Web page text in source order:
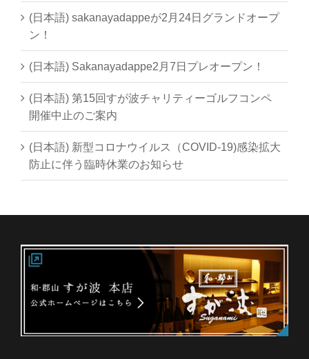
(日本語) sakanayadappeが2月24日グランドオープ
ン！
(日本語) Sakanayadappe2月7日プレオープン！
(日本語) 第15回すが波チャリティーゴルフコンペ
開催中止のご案内
(日本語) 新型コロナウイルス（COVID-19)感染拡大
防止に伴う臨時休業のお知らせ